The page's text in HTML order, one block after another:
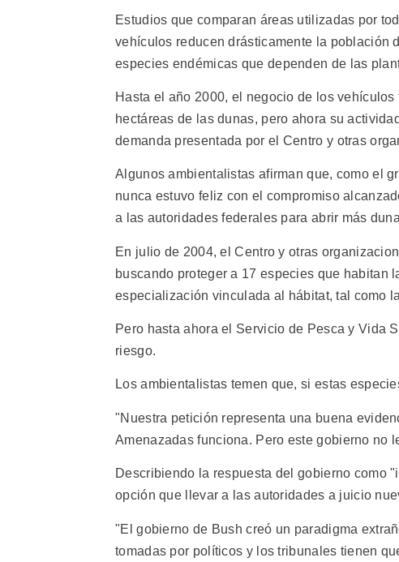
Estudios que comparan áreas utilizadas por
vehículos reducen drásticamente la población
especies endémicas que dependen de las
Hasta el año 2000, el negocio de los
hectáreas de las dunas, pero ahora su
demanda presentada por el Centro y otras
Algunos ambientalistas afirman que, como el
nunca estuvo feliz con el compromiso
a las autoridades federales para abrir más
En julio de 2004, el Centro y otras
buscando proteger a 17 especies que habitan
especialización vinculada al hábitat, tal como
Pero hasta ahora el Servicio de Pesca y Vida
riesgo.
Los ambientalistas temen que, si estas
"Nuestra petición representa una buena
Amenazadas funciona. Pero este gobierno no
Describiendo la respuesta del gobierno como
opción que llevar a las autoridades a juicio
"El gobierno de Bush creó un paradigma
tomadas por políticos y los tribunales tienen